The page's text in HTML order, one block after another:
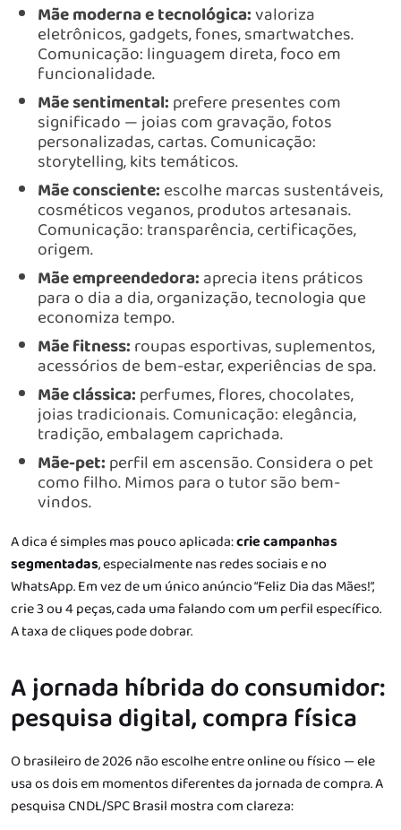
Mãe moderna e tecnológica:valoriza
eletrônicos, gadgets, fones, smartwatches.
Comunicação: linguagem direta, foco em
funcionalidade.
Mãe sentimental:prefere presentes com
significado — joias com gravação, fotos
personalizadas, cartas. Comunicação:
storytelling, kits temáticos.
Mãe consciente:escolhe marcas sustentáveis,
cosméticos veganos, produtos artesanais.
Comunicação: transparência, certificações,
origem.
Mãe empreendedora:aprecia itens práticos
para o dia a dia, organização, tecnologia que
economiza tempo.
Mãe fitness:roupas esportivas, suplementos,
acessórios de bem-estar, experiências de spa.
Mãe clássica:perfumes, flores, chocolates,
joias tradicionais. Comunicação: elegância,
tradição, embalagem caprichada.
Mãe-pet:perfil em ascensão. Considera o pet
como filho. Mimos para o tutor são bem-
vindos.
A dica é simples mas pouco aplicada:crie campanhas
segmentadas, especialmente nas redes sociais e no
WhatsApp. Em vez de um único anúncio “Feliz Dia das Mães!”,
crie 3 ou 4 peças, cada uma falando com um perfil específico.
A taxa de cliques pode dobrar.
A jornada híbrida do consumidor:
pesquisa digital, compra física
O brasileiro de 2026 não escolhe entre online ou físico — ele
usa os dois em momentos diferentes da jornada de compra. A
pesquisa CNDL/SPC Brasil mostra com clareza: